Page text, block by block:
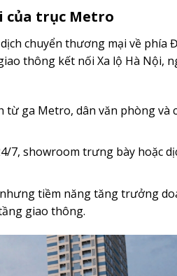
của trục Metro
chuyển thương mại về phía
thông kết nối Xa lộ Hà Nội,
ga Metro, dân văn phòng và
7, showroom trưng bày hoặc
tiềm năng tăng trưởng
giao thông.